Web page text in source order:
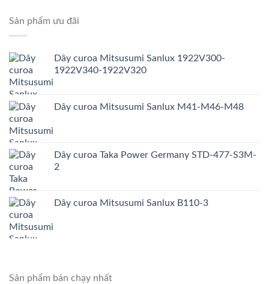
Sản phẩm ưu đãi
Dây curoa Mitsusumi Sanlux 1922V300-
1922V340-1922V320
Dây curoa Mitsusumi Sanlux M41-M46-M48
Dây curoa Taka Power Germany STD-477-S3M-
2
Dây curoa Mitsusumi Sanlux B110-3
Sản phẩm bán chạy nhất